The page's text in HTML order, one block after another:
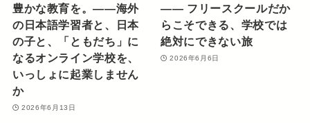
豊かな教育を。――海外
の日本語学習者と、日本
の子と、「ともだち」に
なるオンライン学校を、
いっしょに起業しません
か
2026年6月13日
―― フリースクールだか
らこそできる、学校では
絶対にできない旅
2026年6月6日